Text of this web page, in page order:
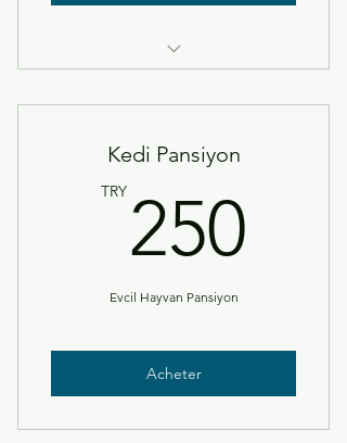
Kedi Pansiyon
TRY 250
Evcil Hayvan Pansiyon
Acheter